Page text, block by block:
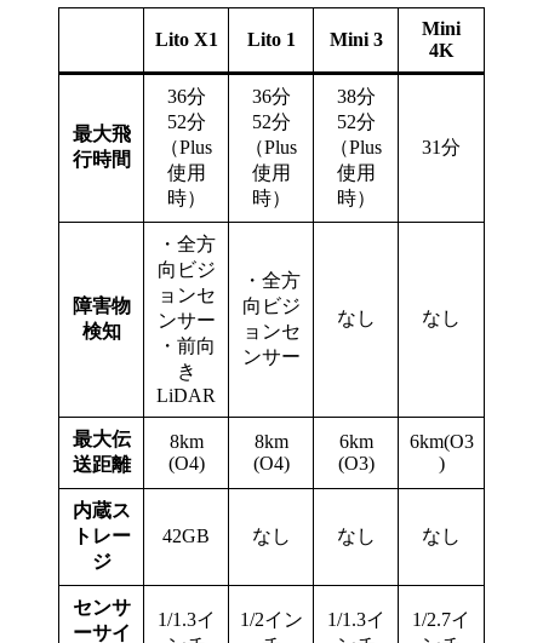
Lito X1 Lito 1 Mini 3
Mini
4K
最大飛
行時間
36分
52分
（Plus
使用
時）
36分
52分
（Plus
使用
時）
38分
52分
（Plus
使用
時）
31分
障害物
検知
・全方
向ビジ
ョンセ
ンサー
・前向
き
LiDAR
・全方
向ビジ
ョンセ
ンサー
なし なし
最大伝
送距離
8km
(O4)
8km
(O4)
6km
(O3)
6km(O3
)
内蔵ス
トレー
ジ
42GB なし なし なし
センサ
ーサイ
1/1.3イ
1/2イン
1/1.3イ
1/2.7イ